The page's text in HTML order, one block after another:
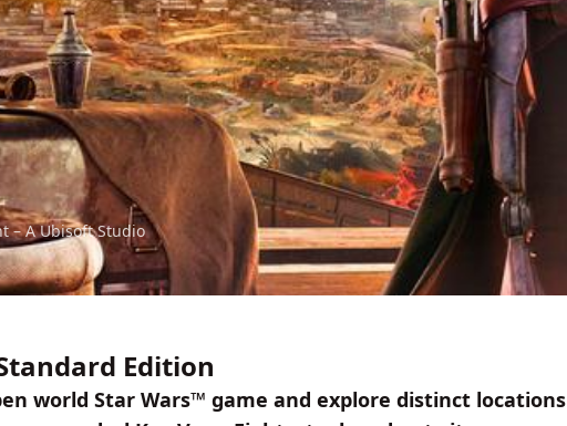
– A Ubisoft Studio
Edition
world Star Wars™ game and explore distinct locations